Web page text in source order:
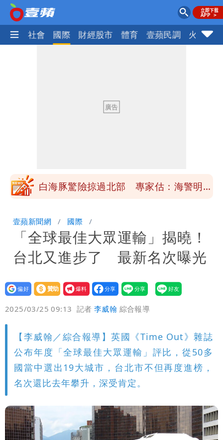
政治 社會 國際 財經股市 體育 壹蘋民調 火線話
「終於能交代」 捐500萬獎學金延續愛
白海豚颱風逼近！鄭明典示警「恐遇黑潮
砸重金再買一整桌卡盒
白海豚驚險掠過北部 專家估：海警明發
「終於能交代」 捐500萬獎學金延續愛
白海豚颱風逼近！鄭明典示警「恐遇黑潮
變強」 路徑分歧藏警訊：不利強度維持
壹蘋新聞網 國際
「全球最佳大眾運輸」揭曉！
台北又進步了 最新名次曝光
設為
贊助
我要
爆料
2025/03/25 09:13 記者李威翰 綜合報導
【李威翰／綜合報導】英國《Time Out》雜誌
公布年度「全球最佳大眾運輸」評比，從50多
國當中選出19大城市，台北市不但再度進榜，
名次還比去年攀升，深受肯定。